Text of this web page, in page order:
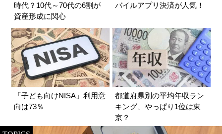
時代？10代～70代の6割が
資産形成に関心
バイルアプリ決済が人気！
「子ども向けNISA」利用意
向は73％
都道府県別の平均年収ラン
キング、やっぱり1位は東
京？